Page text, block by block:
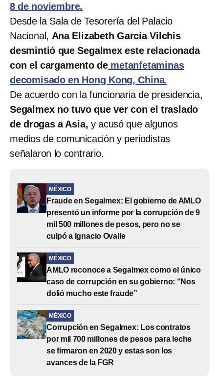
8 de noviembre.
Desde la Sala de Tesorería del Palacio
Nacional, Ana Elizabeth García Vilchis
desmintió que Segalmex este relacionada
con el cargamento demetanfetaminas
decomisado en Hong Kong, China.
De acuerdo con la funcionaria de presidencia,
Segalmex no tuvo que ver con el traslado
de drogas a Asia, y acusó que algunos
medios de comunicación y periodistas
señalaron lo contrario.
MÉXICO
Fraude en Segalmex: El gobierno de AMLO
presentó un informe por la corrupción de 9
mil 500 millones de pesos, pero no se
culpó a Ignacio Ovalle
MÉXICO
AMLO reconoce a Segalmex como el único
caso de corrupción en su gobierno: “Nos
dolió mucho este fraude”
MÉXICO
Corrupción en Segalmex: Los contratos
por mil 700 millones de pesos para leche
se firmaron en 2020 y estas son los
avances de la FGR